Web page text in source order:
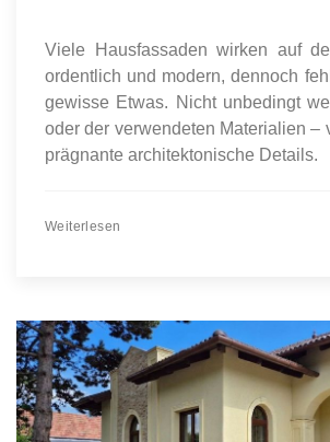
Viele Hausfassaden wirken auf
ordentlich und modern, dennoch
gewisse Etwas. Nicht unbedingt
oder der verwendeten Materialien –
prägnante architektonische Details.
Weiterlesen